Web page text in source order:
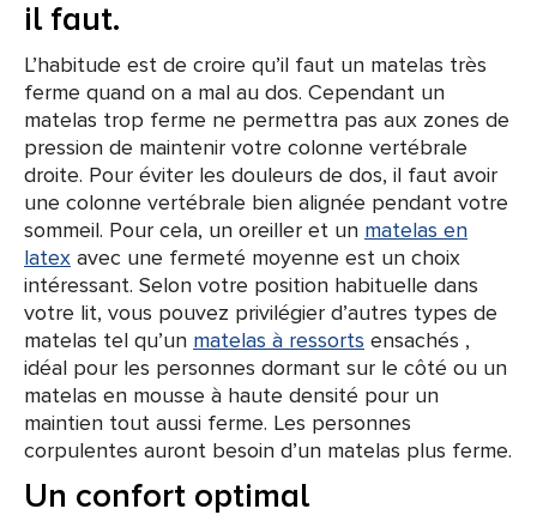
il faut.
L’habitude est de croire qu’il faut un matelas très
ferme quand on a mal au dos. Cependant un
matelas trop ferme ne permettra pas aux zones de
pression de maintenir votre colonne vertébrale
droite. Pour éviter les douleurs de dos, il faut avoir
une colonne vertébrale bien alignée pendant votre
sommeil. Pour cela, un oreiller et un matelas en
latex avec une fermeté moyenne est un choix
intéressant. Selon votre position habituelle dans
votre lit, vous pouvez privilégier d’autres types de
matelas tel qu’un matelas à ressorts ensachés ,
idéal pour les personnes dormant sur le côté ou un
matelas en mousse à haute densité pour un
maintien tout aussi ferme. Les personnes
corpulentes auront besoin d’un matelas plus ferme.
Un confort optimal